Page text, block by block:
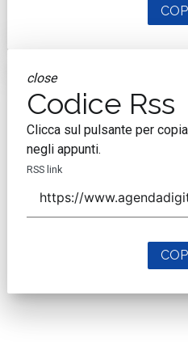
close
Codice Rss
Clicca sul pulsante per
negli appunti.
RSS link